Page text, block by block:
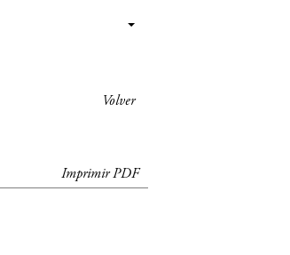
Volver
Imprimir PDF